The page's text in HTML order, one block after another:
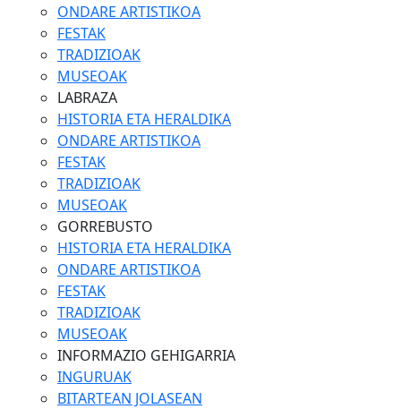
ONDARE ARTISTIKOA
FESTAK
TRADIZIOAK
MUSEOAK
LABRAZA
HISTORIA ETA HERALDIKA
ONDARE ARTISTIKOA
FESTAK
TRADIZIOAK
MUSEOAK
GORREBUSTO
HISTORIA ETA HERALDIKA
ONDARE ARTISTIKOA
FESTAK
TRADIZIOAK
MUSEOAK
INFORMAZIO GEHIGARRIA
INGURUAK
BITARTEAN JOLASEAN